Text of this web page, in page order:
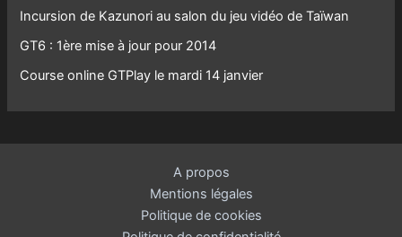
Incursion de Kazunori au salon du jeu vidéo de Taïwan
GT6 : 1ère mise à jour pour 2014
Course online GTPlay le mardi 14 janvier
A propos
Mentions légales
Politique de cookies